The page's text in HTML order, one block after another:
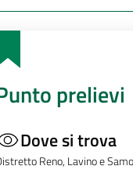
prelievi
Dove si trova
Reno, Lavino e